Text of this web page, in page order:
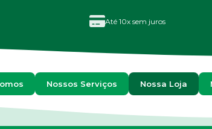
Até 10x sem juros
Nossos Serviços Nossa Loja